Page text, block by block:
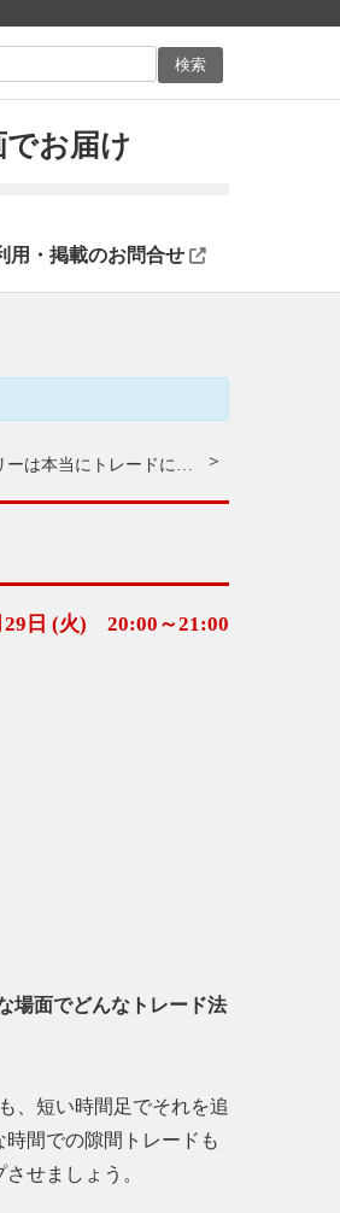
お届け
用・掲載のお問合せ
『柳澤浩のＦＸアノマリーの考察と解説～FXアノマリーは本当にトレードに役立つのか！？』
29日 (火) 20:00～21:00
場面でどんなトレード法
、短い時間足でそれを追
間での隙間トレードも
せましょう。